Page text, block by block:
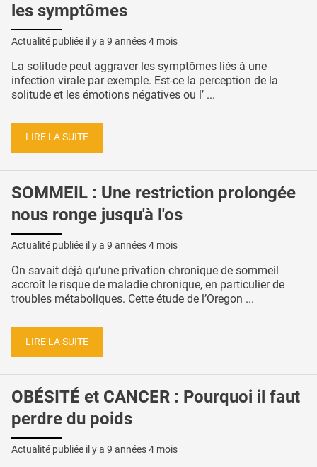
les symptômes
Actualité publiée il y a 9 années 4 mois
La solitude peut aggraver les symptômes liés à une
infection virale par exemple. Est-ce la perception de la
solitude et les émotions négatives ou l’ ...
LIRE LA SUITE
SOMMEIL : Une restriction prolongée
nous ronge jusqu'à l'os
Actualité publiée il y a 9 années 4 mois
On savait déjà qu’une privation chronique de sommeil
accroît le risque de maladie chronique, en particulier de
troubles métaboliques. Cette étude de l’Oregon ...
LIRE LA SUITE
OBÉSITÉ et CANCER : Pourquoi il faut
perdre du poids
Actualité publiée il y a 9 années 4 mois